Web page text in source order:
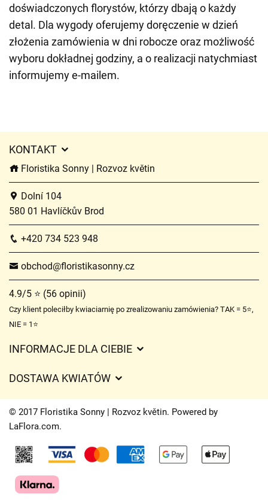
doświadczonych florystów, którzy dbają o każdy
detal. Dla wygody oferujemy doręczenie w dzień
złożenia zamówienia w dni robocze oraz możliwość
wyboru dokładnej godziny, a o realizacji natychmiast
informujemy e-mailem.
KONTAKT
Floristika Sonny | Rozvoz květin
Dolní 104
580 01 Havlíčkův Brod
+420 734 523 948
obchod@floristikasonny.cz
4.9/5 ⭐ (56 opinii)
Czy klient poleciłby kwiaciarnię po zrealizowaniu zamówienia? TAK = 5⭐,
NIE = 1⭐
INFORMACJE DLA CIEBIE
Czasy dostawy kwiatów – przegląd możliwości
DOSTAWA KWIATÓW
Opłaty za dostawę
Gdzie dostarczamy kwiaty
Kontakt
© 2017 Floristika Sonny | Rozvoz květin. Powered by
LaFlora.com.